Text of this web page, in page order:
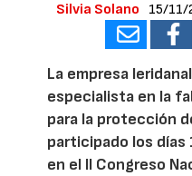
Silvia Solano 15/11/
La empresa
especialista en la
para la protección
participado los días
en el II Congreso